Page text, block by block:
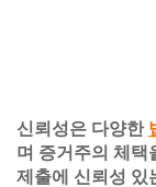
신뢰성은 다양한
며 증거주의 체택
제출에 신뢰성 있